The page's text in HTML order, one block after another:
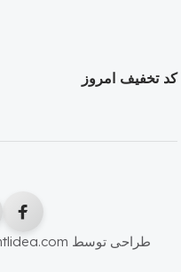
کد تخفیف امروز
طراحی توسط intlidea.com به سفارش مجموعه دنده فیکس